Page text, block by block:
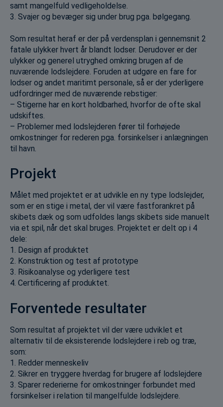
samt mangelfuld vedligeholdelse.
3. Svajer og bevæger sig under brug pga. bølgegang.
Som resultat heraf er der på verdensplan i gennemsnit 2
fatale ulykker hvert år blandt lodser. Derudover er der
ulykker og generel utryghed omkring brugen af de
nuværende lodslejdere. Foruden at udgøre en fare for
lodser og andet maritimt personale, så er der yderligere
udfordringer med de nuværende rebstiger:
– Stigerne har en kort holdbarhed, hvorfor de ofte skal
udskiftes.
– Problemer med lodslejderen fører til forhøjede
omkostninger for rederen pga. forsinkelser i anlægningen
til havn.
Projekt
Målet med projektet er at udvikle en ny type lodslejder,
som er en stige i metal, der vil være fastforankret på
skibets dæk og som udfoldes langs skibets side manuelt
via et spil, når det skal bruges. Projektet er delt op i 4
dele:
1. Design af produktet
2. Konstruktion og test af prototype
3. Risikoanalyse og yderligere test
4. Certificering af produktet.
Forventede resultater
Som resultat af projektet vil der være udviklet et
alternativ til de eksisterende lodslejdere i reb og træ,
som:
1. Redder menneskeliv
2. Sikrer en tryggere hverdag for brugere af lodslejdere
3. Sparer rederierne for omkostninger forbundet med
forsinkelser i relation til mangelfulde lodslejdere.